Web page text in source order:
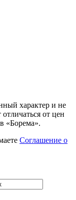
характер и не
от цен
«Борема».
Соглашение о